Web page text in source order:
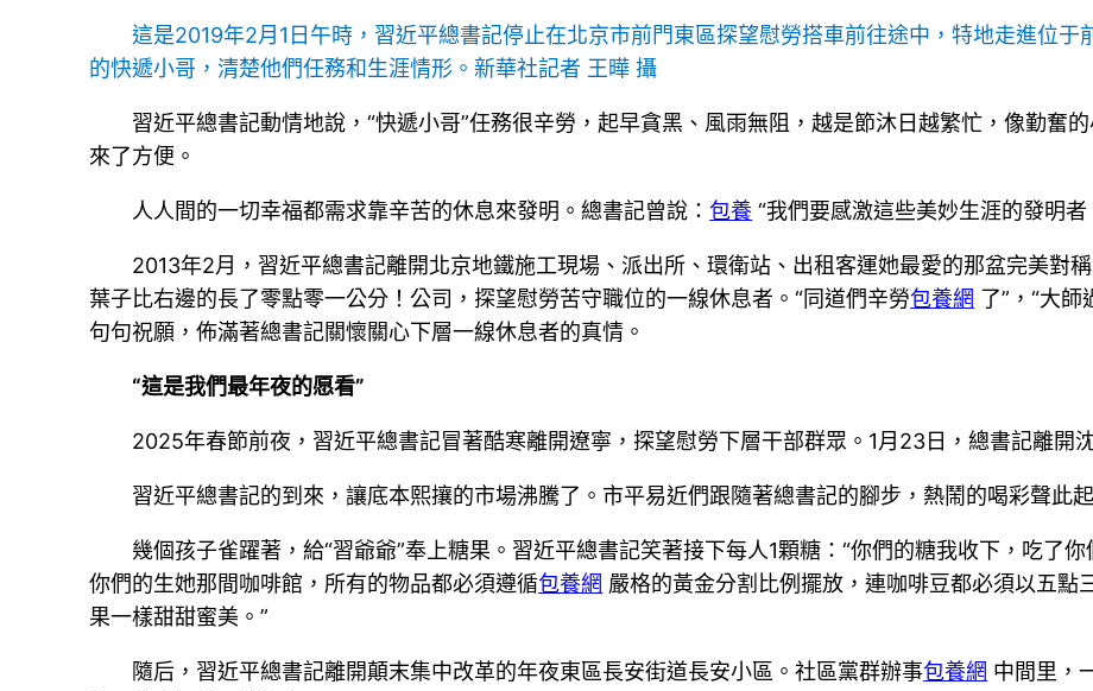
這是2019年2月1日午時，習近平總書記停止在北京市前門東區探望慰勞搭車前往途中，特地走進位
的快遞小哥，清楚他們任務和生涯情形。新華社記者 王曄 攝
習近平總書記動情地說，“快遞小哥”任務很辛勞，起早貪黑、風雨無阻，越是節沐日越繁忙，像勤奮
來了方便。
人人間的一切幸福都需求靠辛苦的休息來發明。總書記曾說：包養 “我們要感激這些美妙生涯的發明者
2013年2月，習近平總書記離開北京地鐵施工現場、派出所、環衛站、出租客運她最愛的那盆完美對
葉子比右邊的長了零點零一公分！公司，探望慰勞苦守職位的一線休息者。“同道們辛勞包養網 了”，“大
句句祝願，佈滿著總書記關懷關心下層一線休息者的真情。
“這是我們最年夜的愿看”
2025年春節前夜，習近平總書記冒著酷寒離開遼寧，探望慰勞下層干部群眾。1月23日，總書記離開
習近平總書記的到來，讓底本熙攘的市場沸騰了。市平易近們跟隨著總書記的腳步，熱鬧的喝彩聲此起
幾個孩子雀躍著，給“習爺爺”奉上糖果。習近平總書記笑著接下每人1顆糖：“你們的糖我收下，吃了
你們的生她那間咖啡館，所有的物品都必須遵循包養網 嚴格的黃金分割比例擺放，連咖啡豆都必須以五點
果一樣甜甜蜜美。”
隨后，習近平總書記離開顛末集中改革的年夜東區長安街道長安小區。社區黨群辦事包養網 中間里，